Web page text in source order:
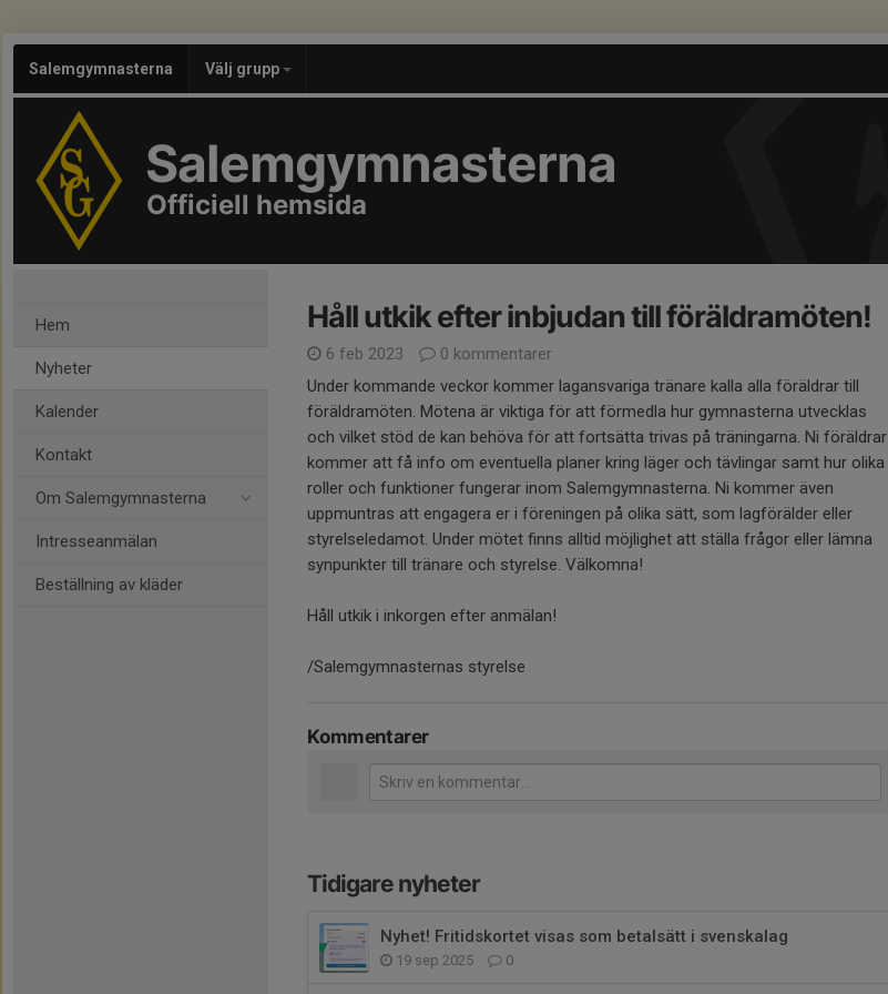
Salemgymnasterna Välj grupp
Salemgymnasterna
Officiell hemsida
Hem
Nyheter
Kalender
Kontakt
Om Salemgymnasterna
Intresseanmälan
Beställning av kläder
Håll utkik efter inbjudan till föräldramöten!
6 feb 2023
0 kommentarer
Under kommande veckor kommer lagansvariga tränare kalla alla föräldrar till
föräldramöten. Mötena är viktiga för att förmedla hur gymnasterna utvecklas
och vilket stöd de kan behöva för att fortsätta trivas på träningarna. Ni föräldrar
kommer att få info om eventuella planer kring läger och tävlingar samt hur olika
roller och funktioner fungerar inom Salemgymnasterna. Ni kommer även
uppmuntras att engagera er i föreningen på olika sätt, som lagförälder eller
styrelseledamot. Under mötet finns alltid möjlighet att ställa frågor eller lämna
synpunkter till tränare och styrelse. Välkomna!
Håll utkik i inkorgen efter anmälan!
/Salemgymnasternas styrelse
Kommentarer
Tidigare nyheter
Nyhet! Fritidskortet visas som betalsätt i svenskalag
19 sep 2025 0